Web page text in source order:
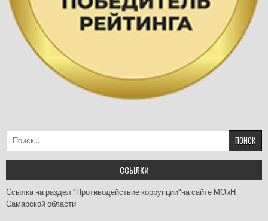
ССЫЛКИ
Ссылка на раздел "Противодействие коррупции"на сайте МОиН
Самарской области